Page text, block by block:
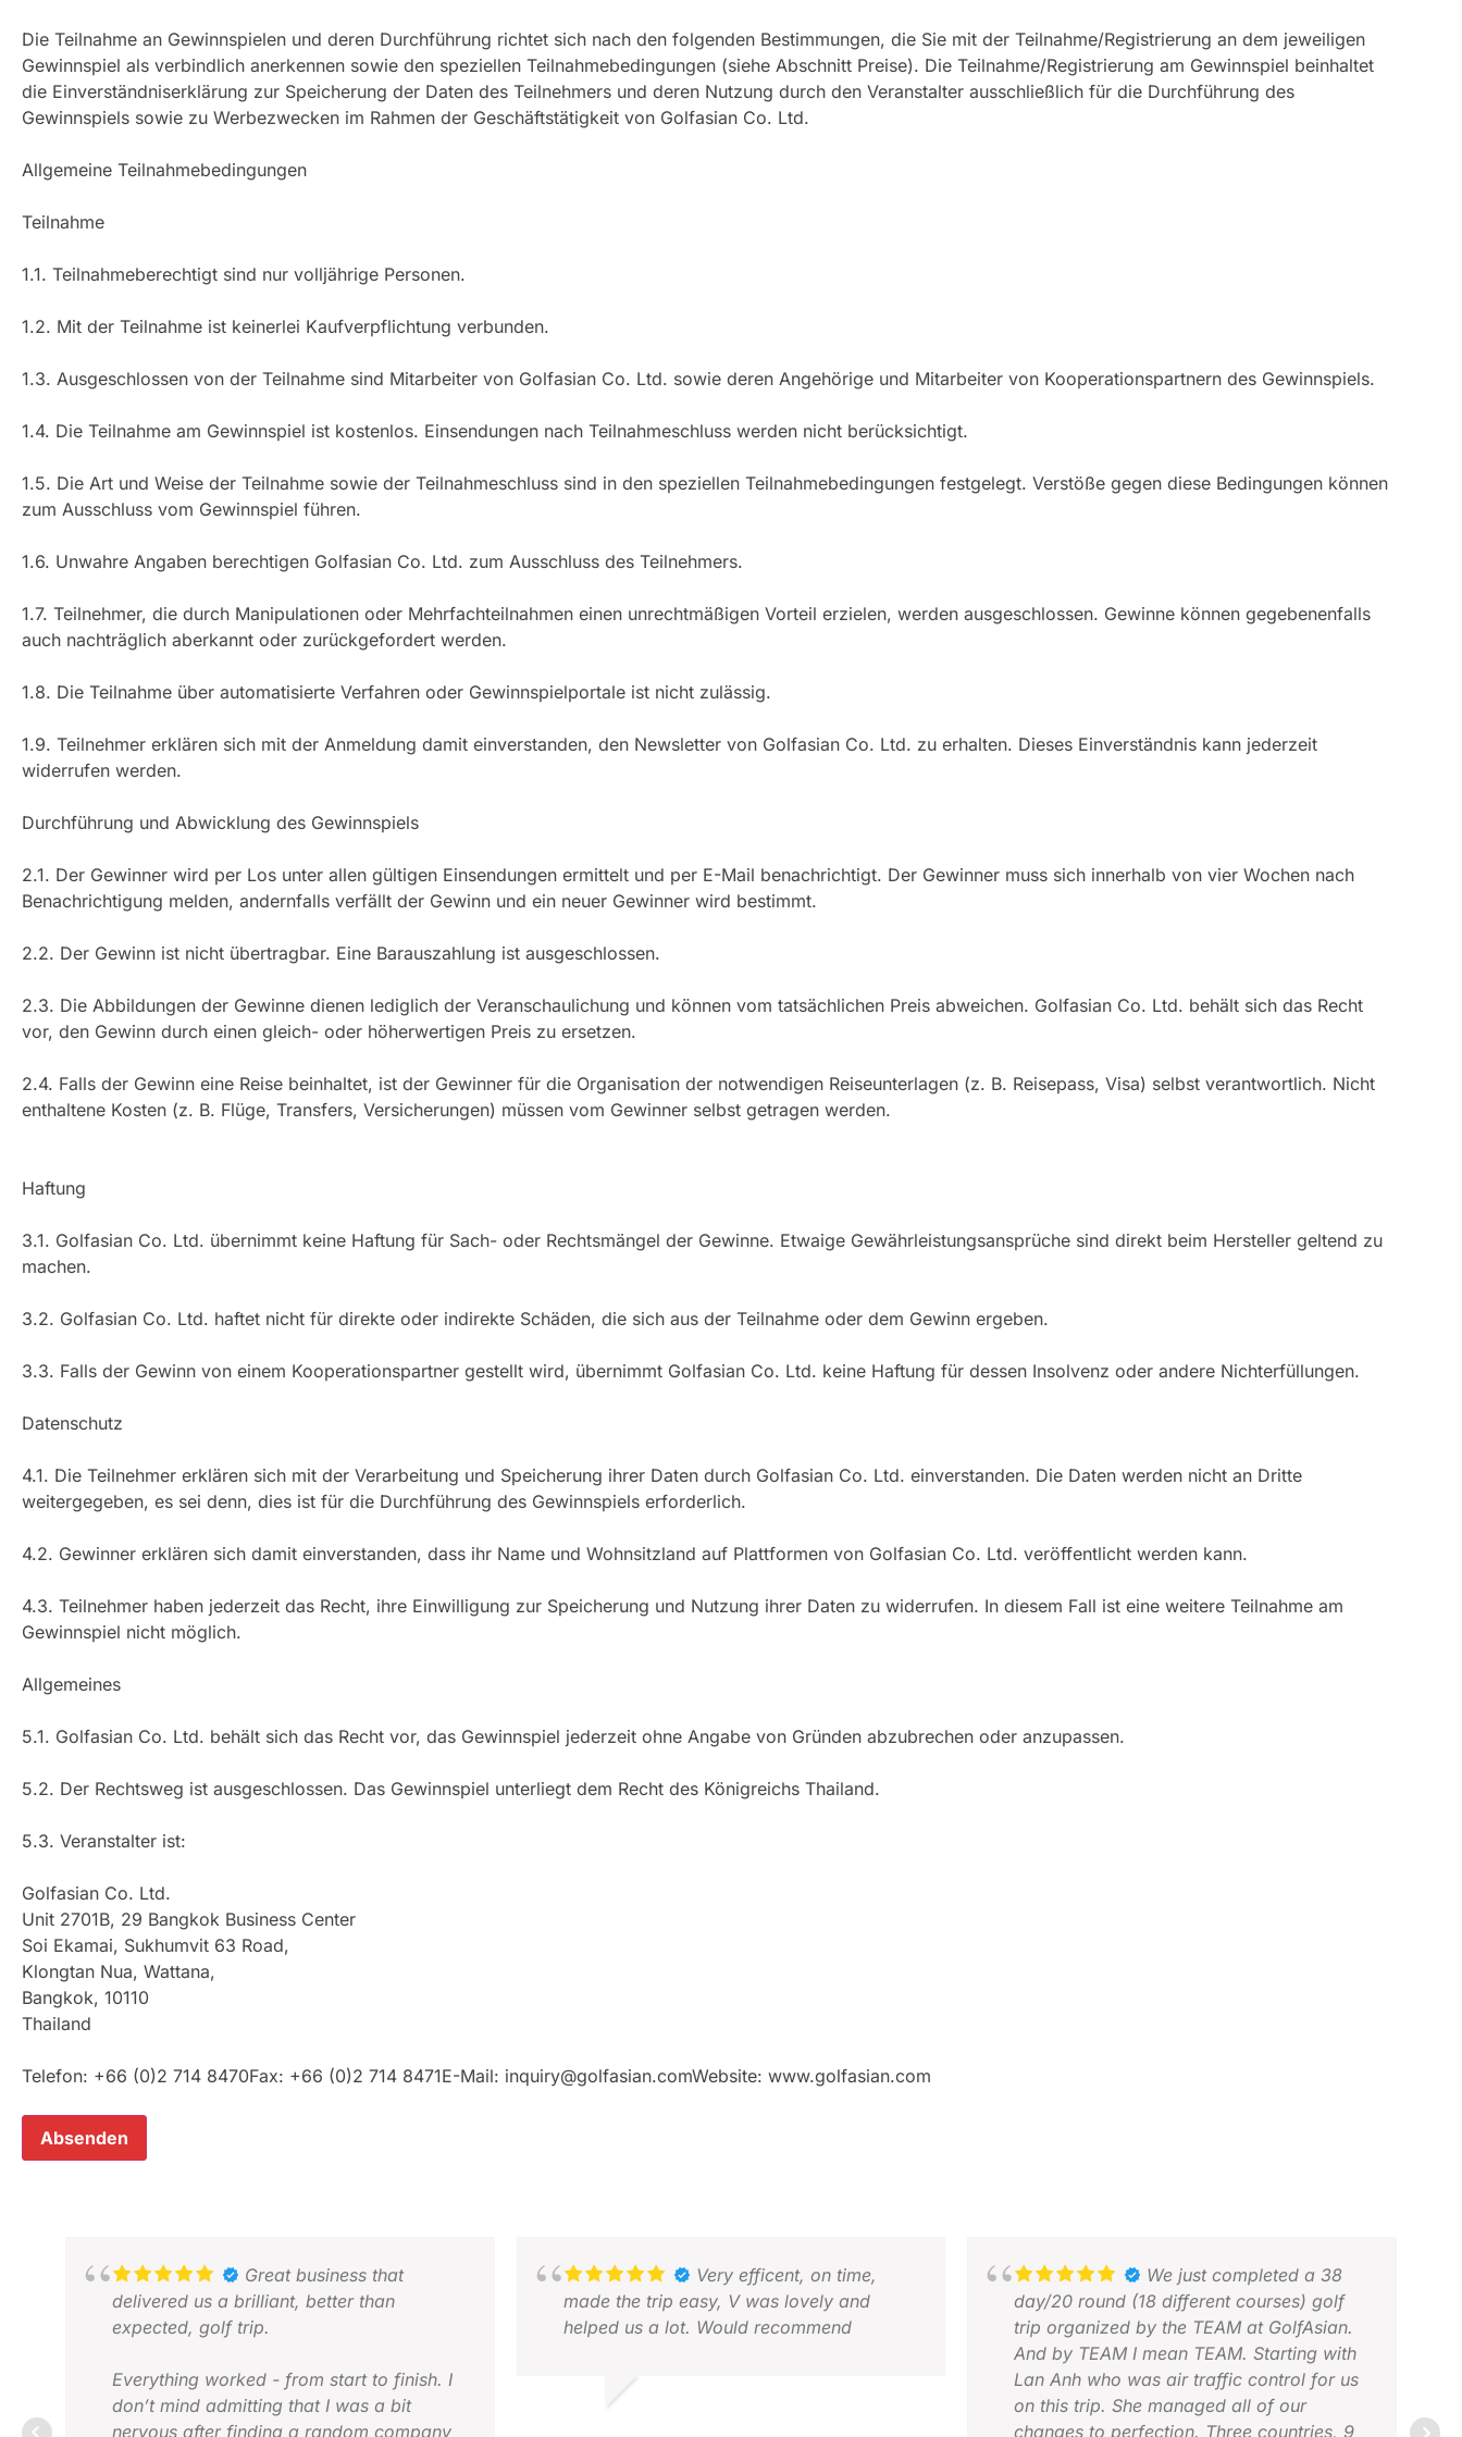
Die Teilnahme an Gewinnspielen und deren Durchführung richtet sich nach den folgenden Bestimmungen, die Sie mit der Teilnahme/Registrierung an dem jeweiligen
Gewinnspiel als verbindlich anerkennen sowie den speziellen Teilnahmebedingungen (siehe Abschnitt Preise). Die Teilnahme/Registrierung am Gewinnspiel beinhaltet
die Einverständniserklärung zur Speicherung der Daten des Teilnehmers und deren Nutzung durch den Veranstalter ausschließlich für die Durchführung des
Gewinnspiels sowie zu Werbezwecken im Rahmen der Geschäftstätigkeit von Golfasian Co. Ltd.
Allgemeine Teilnahmebedingungen
Teilnahme
1.1. Teilnahmeberechtigt sind nur volljährige Personen.
1.2. Mit der Teilnahme ist keinerlei Kaufverpflichtung verbunden.
1.3. Ausgeschlossen von der Teilnahme sind Mitarbeiter von Golfasian Co. Ltd. sowie deren Angehörige und Mitarbeiter von Kooperationspartnern des Gewinnspiels.
1.4. Die Teilnahme am Gewinnspiel ist kostenlos. Einsendungen nach Teilnahmeschluss werden nicht berücksichtigt.
1.5. Die Art und Weise der Teilnahme sowie der Teilnahmeschluss sind in den speziellen Teilnahmebedingungen festgelegt. Verstöße gegen diese Bedingungen können
zum Ausschluss vom Gewinnspiel führen.
1.6. Unwahre Angaben berechtigen Golfasian Co. Ltd. zum Ausschluss des Teilnehmers.
1.7. Teilnehmer, die durch Manipulationen oder Mehrfachteilnahmen einen unrechtmäßigen Vorteil erzielen, werden ausgeschlossen. Gewinne können gegebenenfalls
auch nachträglich aberkannt oder zurückgefordert werden.
1.8. Die Teilnahme über automatisierte Verfahren oder Gewinnspielportale ist nicht zulässig.
1.9. Teilnehmer erklären sich mit der Anmeldung damit einverstanden, den Newsletter von Golfasian Co. Ltd. zu erhalten. Dieses Einverständnis kann jederzeit
widerrufen werden.
Durchführung und Abwicklung des Gewinnspiels
2.1. Der Gewinner wird per Los unter allen gültigen Einsendungen ermittelt und per E-Mail benachrichtigt. Der Gewinner muss sich innerhalb von vier Wochen nach
Benachrichtigung melden, andernfalls verfällt der Gewinn und ein neuer Gewinner wird bestimmt.
2.2. Der Gewinn ist nicht übertragbar. Eine Barauszahlung ist ausgeschlossen.
2.3. Die Abbildungen der Gewinne dienen lediglich der Veranschaulichung und können vom tatsächlichen Preis abweichen. Golfasian Co. Ltd. behält sich das Recht
vor, den Gewinn durch einen gleich- oder höherwertigen Preis zu ersetzen.
2.4. Falls der Gewinn eine Reise beinhaltet, ist der Gewinner für die Organisation der notwendigen Reiseunterlagen (z. B. Reisepass, Visa) selbst verantwortlich. Nicht
enthaltene Kosten (z. B. Flüge, Transfers, Versicherungen) müssen vom Gewinner selbst getragen werden.
Haftung
3.1. Golfasian Co. Ltd. übernimmt keine Haftung für Sach- oder Rechtsmängel der Gewinne. Etwaige Gewährleistungsansprüche sind direkt beim Hersteller geltend zu
machen.
3.2. Golfasian Co. Ltd. haftet nicht für direkte oder indirekte Schäden, die sich aus der Teilnahme oder dem Gewinn ergeben.
3.3. Falls der Gewinn von einem Kooperationspartner gestellt wird, übernimmt Golfasian Co. Ltd. keine Haftung für dessen Insolvenz oder andere Nichterfüllungen.
Datenschutz
4.1. Die Teilnehmer erklären sich mit der Verarbeitung und Speicherung ihrer Daten durch Golfasian Co. Ltd. einverstanden. Die Daten werden nicht an Dritte
weitergegeben, es sei denn, dies ist für die Durchführung des Gewinnspiels erforderlich.
4.2. Gewinner erklären sich damit einverstanden, dass ihr Name und Wohnsitzland auf Plattformen von Golfasian Co. Ltd. veröffentlicht werden kann.
4.3. Teilnehmer haben jederzeit das Recht, ihre Einwilligung zur Speicherung und Nutzung ihrer Daten zu widerrufen. In diesem Fall ist eine weitere Teilnahme am
Gewinnspiel nicht möglich.
Allgemeines
5.1. Golfasian Co. Ltd. behält sich das Recht vor, das Gewinnspiel jederzeit ohne Angabe von Gründen abzubrechen oder anzupassen.
5.2. Der Rechtsweg ist ausgeschlossen. Das Gewinnspiel unterliegt dem Recht des Königreichs Thailand.
5.3. Veranstalter ist:
Golfasian Co. Ltd.
Unit 2701B, 29 Bangkok Business Center
Soi Ekamai, Sukhumvit 63 Road,
Klongtan Nua, Wattana,
Bangkok, 10110
Thailand
Telefon: +66 (0)2 714 8470Fax: +66 (0)2 714 8471E-Mail: inquiry@golfasian.comWebsite: www.golfasian.com
Absenden
Great business that
delivered us a brilliant, better than
expected, golf trip.
Everything worked - from start to finish. I
don’t mind admitting that I was a bit
nervous after finding a random company
Very efficent, on time,
made the trip easy, V was lovely and
helped us a lot. Would recommend
We just completed a 38
day/20 round (18 different courses) golf
trip organized by the TEAM at GolfAsian.
And by TEAM I mean TEAM. Starting with
Lan Anh who was air traffic control for us
on this trip. She managed all of our
changes to perfection. Three countries, 9